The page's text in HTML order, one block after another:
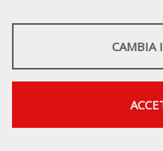
STATISTICHE
Mostra maggiori
Google Analytics
CAMBIA
Contatti Privacy